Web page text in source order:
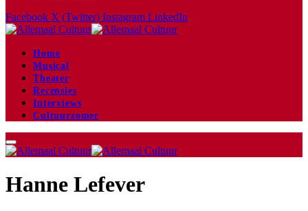
Facebook X (Twitter) Instagram LinkedIn
Home
Musical
Theater
Recensies
Interviews
Cultuurzomer
Hanne Lefever